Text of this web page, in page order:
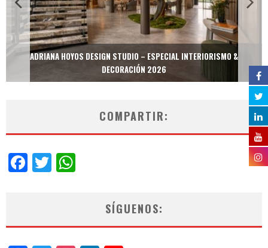
ADRIANA HOYOS DESIGN STUDIO – ESPECIAL INTERIORISMO &
DECORACIÓN 2026
COMPARTIR:
Facebook
Twitter
SÍGUENOS: